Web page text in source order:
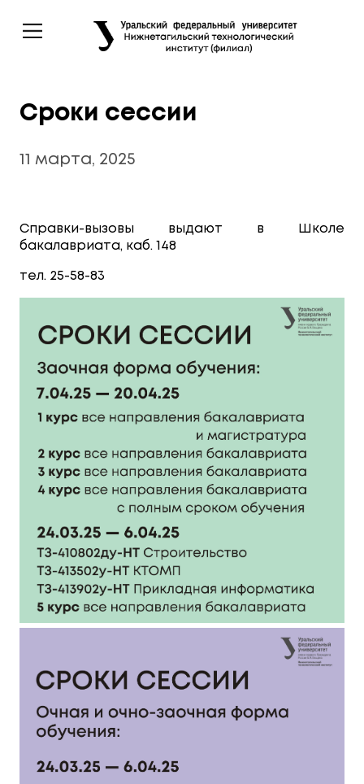
Сроки сессии
11 марта, 2025
Справки-вызовы выдают в Школе
бакалавриата, каб. 148
тел. 25-58-83